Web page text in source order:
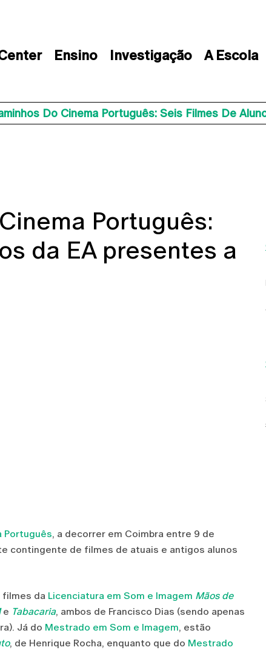
Ensino Investigação A Escola
Do Cinema Português: Seis Filmes De
Português:
da EA presentes a
Português, a decorrer em Coimbra entre 9 de
contingente de filmes de atuais e antigos alunos
filmes da Licenciatura em Som e Imagem Mãos de
e Tabacaria, ambos de Francisco Dias (sendo apenas
Já do Mestrado em Som e Imagem, estão
, de Henrique Rocha, enquanto que do Mestrado